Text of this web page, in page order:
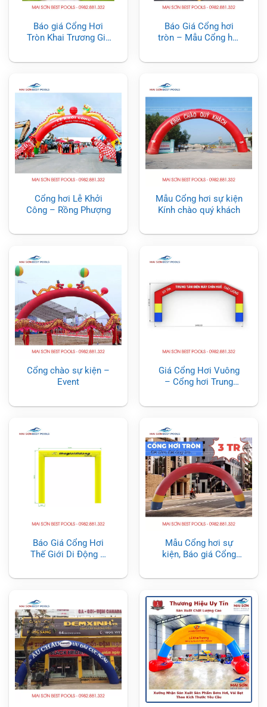
Báo giá Cổng Hơi
Tròn Khai Trương Giá
Báo Giá Cổng hơi
tròn – Mẫu Cổng hơi
Cổng hơi Lễ Khởi
Công – Rồng Phượng
Mẫu Cổng hơi sự kiện
Kính chào quý khách
Cổng chào sự kiện –
Event
Giá Cổng Hơi Vuông
– Cổng hơi Trung
Báo Giá Cổng Hơi
Thế Giới Di Động –
Vuông
Mẫu Cổng hơi sự
kiện, Báo giá Cổng
nhất)